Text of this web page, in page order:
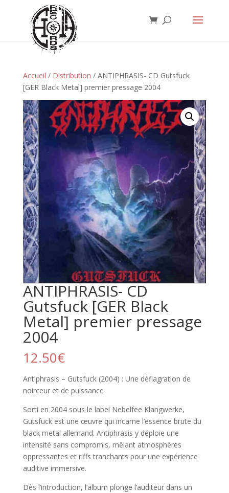
Accueil / Distribution / ANTIPHRASIS- CD Gutsfuck
[GER Black Metal] premier pressage 2004
ANTIPHRASIS- CD
Gutsfuck [GER Black
Metal] premier pressage
2004
12.50€
Antiphrasis – Gutsfuck (2004) : Une déflagration de
noirceur et de puissance
Sorti en 2004 sous le label Nebelfee Klangwerke,
Gutsfuck est une œuvre qui incarne l’essence brute du
black metal allemand. Antiphrasis y déploie une
intensité sans compromis, mêlant atmosphères
oppressantes et riffs tranchants pour une expérience
auditive immersive.
Dès l’introduction, l’album plonge l’auditeur dans un